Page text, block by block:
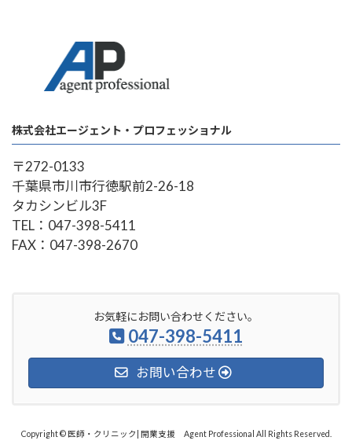
株式会社エージェント・プロフェッショナル
〒272-0133
千葉県市川市行徳駅前2-26-18
タカシンビル3F
TEL：047-398-5411
FAX：047-398-2670
お気軽にお問い合わせください。
047-398-5411
お問い合わせ
Copyright © 医師・クリニック| 開業支援 Agent Professional All Rights Reserved.